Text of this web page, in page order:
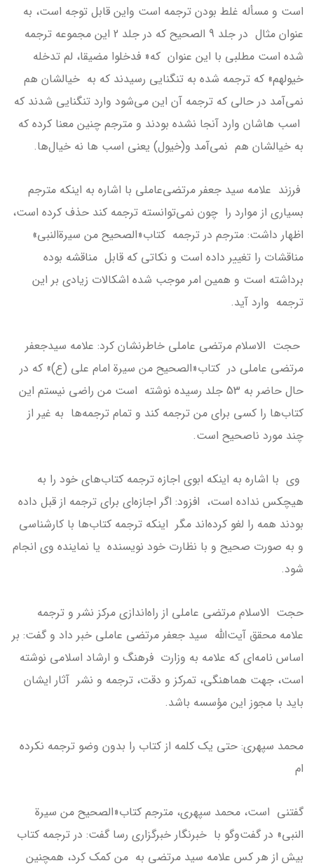
است و مسأله غلط بودن ترجمه است واین قابل توجه است، به
عنوان مثال در جلد 9 الصحیح که در جلد 2 این مجموعه ترجمه
شده است مطلبی با این عنوان که« فدخلوا مضیقا، لم تدخله
خیولهم» که ترجمه شده به تنگنایی رسیدند که به خیالشان هم
نمی‌آمد در حالی که ترجمه آن این می‌شود وارد تنگنایی شدند که
اسب ‌هاشان وارد آنجا نشده بودند و مترجم چنین معنا کرده که
به خیالشان هم نمی‌آمد و(خیول) یعنی اسب ها نه خیال‌ها.
فرزند علامه سید جعفر مرتضی‌عاملی با اشاره به اینکه مترجم
بسیاری از موارد را چون نمی‌توانسته ترجمه کند حذف کرده است،
اظهار داشت: مترجم در ترجمه کتاب«الصحیح من سیرة‌النبی»
مناقشات را تغییر داده است و نکاتی که قابل مناقشه بوده
برداشته است و همین امر موجب شده اشکالات زیادی بر این
ترجمه وارد آید.
حجت الاسلام مرتضی عاملی خاطرنشان کرد: علامه سیدجعفر
مرتضی عاملی در کتاب«الصحیح من سیرة امام علی (ع)» که در
حال حاضر به 53 جلد رسیده نوشته است من راضی نیستم این
کتاب‌ها را کسی برای من ترجمه کند و تمام ترجمه‌ها به غیر از
چند مورد ناصحیح است.
وی با اشاره به اینکه ابوی اجازه ترجمه کتاب‌های خود را به
هیچکس نداده است، افزود: اگر اجازه‌ای برای ترجمه از قبل داده
بودند همه را لغو کرده‌اند مگر اینکه ترجمه کتاب‌ها با کارشناسی
و به صورت صحیح و با نظارت خود نویسنده یا نماینده وی انجام
شود.
حجت الاسلام مرتضی عاملی از راه‌اندازی مرکز نشر و ترجمه
علامه محقق آیت‌الله سید جعفر مرتضی عاملی خبر داد و گفت: بر
اساس نامه‌ای که علامه به وزارت فرهنگ و ارشاد اسلامی نوشته
است، جهت هماهنگی، تمرکز و دقت، ترجمه و نشر آثار ایشان
باید با مجوز این مؤسسه باشد.
محمد سپهری: حتی یک کلمه از کتاب را بدون وضو ترجمه نکرده
ام
گفتنی است، محمد سپهری، مترجم کتاب«الصحیح من سیرة
النبی» در گفت‌و‌گو با خبرنگار خبرگزاری رسا گفت: در ترجمه کتاب
بیش از هر کس علامه سید مرتضی به من کمک کرد، همچنین